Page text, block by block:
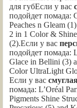
для губЕсли у вас
подойдет помада:
Peaches n Gleam
2 in 1 Color &
(2).Если у вас
подойдет помада:
Glace in Bellini (3)
Color UltraLight
Если у вас
помада: L’Oréal
Pigments Shine